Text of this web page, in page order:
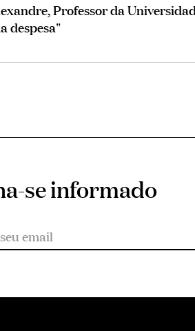
Professor da
despesa"
se informado